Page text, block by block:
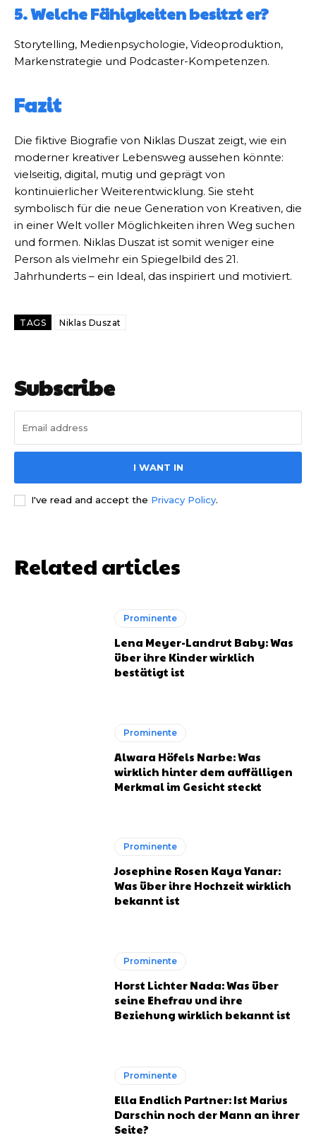
5. Welche Fähigkeiten besitzt er?
Storytelling, Medienpsychologie, Videoproduktion,
Markenstrategie und Podcaster-Kompetenzen.
Fazit
Die fiktive Biografie von Niklas Duszat zeigt, wie ein
moderner kreativer Lebensweg aussehen könnte:
vielseitig, digital, mutig und geprägt von
kontinuierlicher Weiterentwicklung. Sie steht
symbolisch für die neue Generation von Kreativen, die
in einer Welt voller Möglichkeiten ihren Weg suchen
und formen. Niklas Duszat ist somit weniger eine
Person als vielmehr ein Spiegelbild des 21.
Jahrhunderts – ein Ideal, das inspiriert und motiviert.
TAGS Niklas Duszat
Subscribe
I WANT IN
I've read and accept the Privacy Policy.
Related articles
Prominente
Lena Meyer-Landrut Baby: Was
über ihre Kinder wirklich
bestätigt ist
Prominente
Alwara Höfels Narbe: Was
wirklich hinter dem auffälligen
Merkmal im Gesicht steckt
Prominente
Josephine Rosen Kaya Yanar:
Was über ihre Hochzeit wirklich
bekannt ist
Prominente
Horst Lichter Nada: Was über
seine Ehefrau und ihre
Beziehung wirklich bekannt ist
Prominente
Ella Endlich Partner: Ist Marius
Darschin noch der Mann an ihrer
Seite?